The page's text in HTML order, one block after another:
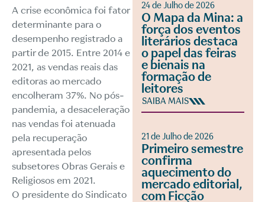
A crise econômica foi fator
determinante para o
desempenho registrado a
partir de 2015. Entre 2014 e
2021, as vendas reais das
editoras ao mercado
encolheram 37%. No pós-
pandemia, a desaceleração
nas vendas foi atenuada
pela recuperação
apresentada pelos
subsetores Obras Gerais e
Religiosos em 2021.
O presidente do Sindicato
24 de Julho de 2026
O Mapa da Mina: a
força dos eventos
literários destaca
o papel das feiras
e bienais na
formação de
leitores
SAIBA MAIS
21 de Julho de 2026
Primeiro semestre
confirma
aquecimento do
mercado editorial,
com Ficção